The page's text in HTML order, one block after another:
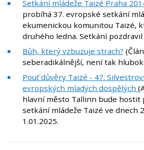
Setkání mládeže Taizé Praha
probíhá 37. evropské setkání
ekumenickou komunitou Taizé,
druhého ledna. Setkání pozdravil
Bůh, který vzbuzuje strach?
seberadikálnější, není tak
Pouť důvěry Taizé - 47.
evropských mladých dospělých
hlavní město Tallinn bude hostit
setkání mládeže Taizé ve dnech
1.01.2025.